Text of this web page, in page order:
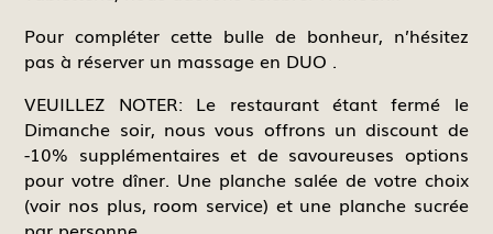
Pour compléter cette bulle de bonheur, n’hésitez
pas à réserver un massage en DUO .
VEUILLEZ NOTER: Le restaurant étant fermé le
Dimanche soir, nous vous offrons un discount de
-10% supplémentaires et de savoureuses options
pour votre dîner. Une planche salée de votre choix
(voir nos plus, room service) et une planche sucrée